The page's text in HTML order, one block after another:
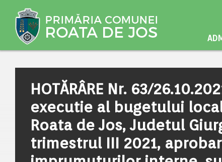
HOTĂRÂRE Nr. 63/
executie al bugetului
Roata de Jos, Judetul
trimestrul III 2021,